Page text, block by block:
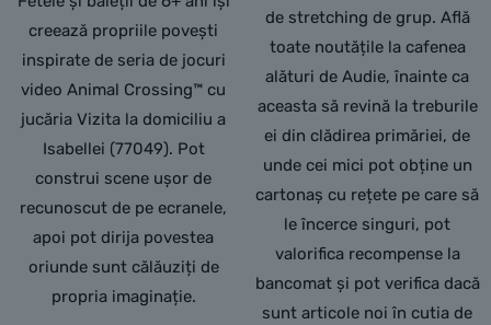
creează propriile povești
inspirate de seria de jocuri
video Animal Crossing™ cu
jucăria Vizita la domiciliu a
Isabellei (77049). Pot
construi scene ușor de
recunoscut de pe ecranele,
apoi pot dirija povestea
oriunde sunt călăuziți de
propria imaginație.
de stretching de grup. Află
toate noutățile la cafenea
alături de Audie, înainte ca
aceasta să revină la treburile
ei din clădirea primăriei, de
unde cei mici pot obține un
cartonaș cu rețete pe care să
le încerce singuri, pot
valorifica recompense la
bancomat și pot verifica dacă
sunt articole noi în cutia de